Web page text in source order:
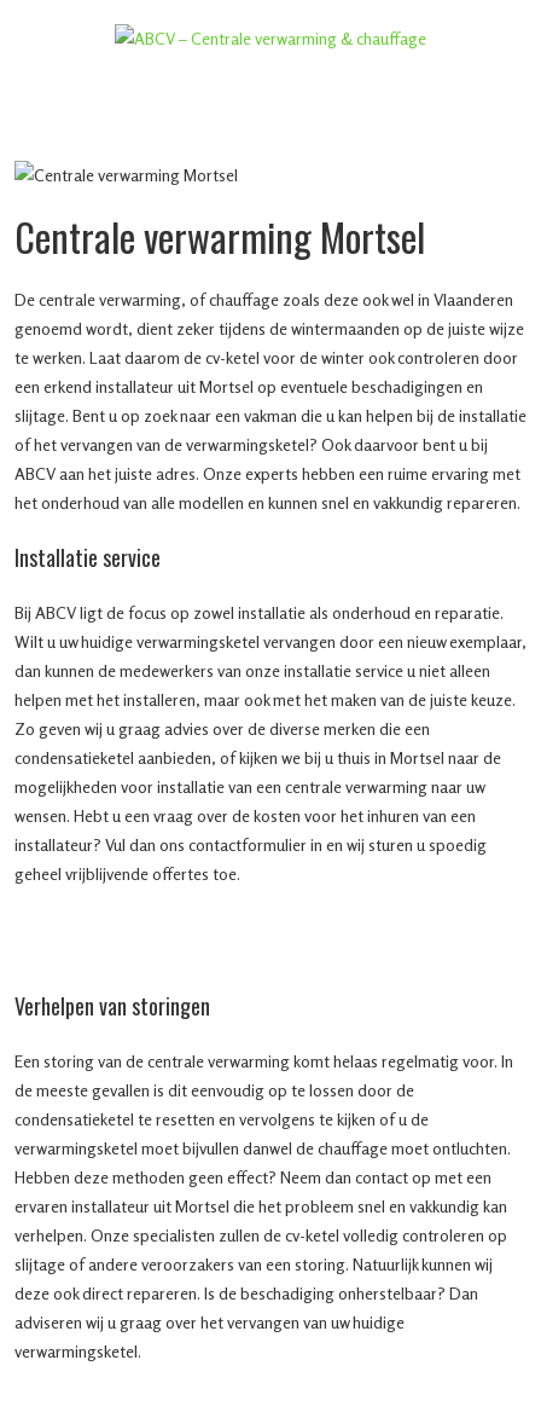
Centrale verwarming Mortsel
De centrale verwarming, of chauffage zoals deze ook wel in Vlaanderen
genoemd wordt, dient zeker tijdens de wintermaanden op de juiste wijze
te werken. Laat daarom de cv-ketel voor de winter ook controleren door
een erkend installateur uit Mortsel op eventuele beschadigingen en
slijtage. Bent u op zoek naar een vakman die u kan helpen bij de installatie
of het vervangen van de verwarmingsketel? Ook daarvoor bent u bij
ABCV aan het juiste adres. Onze experts hebben een ruime ervaring met
het onderhoud van alle modellen en kunnen snel en vakkundig repareren.
Installatie service
Bij ABCV ligt de focus op zowel installatie als onderhoud en reparatie.
Wilt u uw huidige verwarmingsketel vervangen door een nieuw exemplaar,
dan kunnen de medewerkers van onze installatie service u niet alleen
helpen met het installeren, maar ook met het maken van de juiste keuze.
Zo geven wij u graag advies over de diverse merken die een
condensatieketel aanbieden, of kijken we bij u thuis in Mortsel naar de
mogelijkheden voor installatie van een centrale verwarming naar uw
wensen. Hebt u een vraag over de kosten voor het inhuren van een
installateur? Vul dan ons contactformulier in en wij sturen u spoedig
geheel vrijblijvende offertes toe.
Verhelpen van storingen
Een storing van de centrale verwarming komt helaas regelmatig voor. In
de meeste gevallen is dit eenvoudig op te lossen door de
condensatieketel te resetten en vervolgens te kijken of u de
verwarmingsketel moet bijvullen danwel de chauffage moet ontluchten.
Hebben deze methoden geen effect? Neem dan contact op met een
ervaren installateur uit Mortsel die het probleem snel en vakkundig kan
verhelpen. Onze specialisten zullen de cv-ketel volledig controleren op
slijtage of andere veroorzakers van een storing. Natuurlijk kunnen wij
deze ook direct repareren. Is de beschadiging onherstelbaar? Dan
adviseren wij u graag over het vervangen van uw huidige
verwarmingsketel.